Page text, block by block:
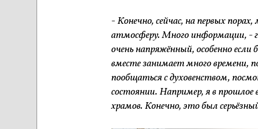
-Конечно, сейчас, на первых
атмосферу. Много информации, -
очень напряжённый, особенно если
вместе занимает много
пообщаться с духовенством,
состоянии. Например, я в прошлое
храмов. Конечно, это был